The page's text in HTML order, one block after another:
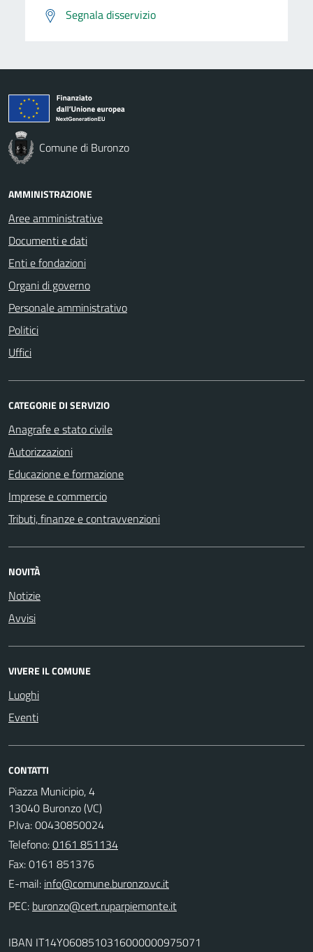
Segnala disservizio
Comune di Buronzo
AMMINISTRAZIONE
Aree amministrative
Documenti e dati
Enti e fondazioni
Organi di governo
Personale amministrativo
Politici
Uffici
CATEGORIE DI SERVIZIO
Anagrafe e stato civile
Autorizzazioni
Educazione e formazione
Imprese e commercio
Tributi, finanze e contravvenzioni
NOVITÀ
Notizie
Avvisi
VIVERE IL COMUNE
Luoghi
Eventi
CONTATTI
Piazza Municipio, 4
13040 Buronzo (VC)
P.Iva: 00430850024
Telefono:0161 851134
Fax: 0161 851376
E-mail:
PEC:
IBAN IT14Y0608510316000000975071